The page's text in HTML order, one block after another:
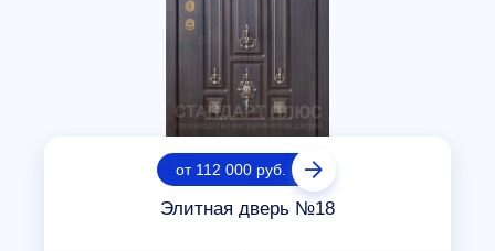
от 112 000 руб.
Элитная дверь №18